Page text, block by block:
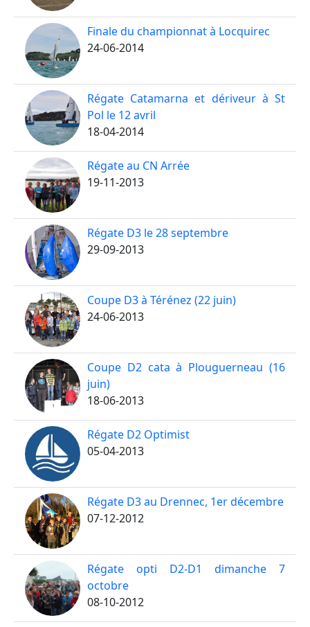
Finale du championnat à Locquirec
24-06-2014
Régate Catamarna et dériveur à St
Pol le 12 avril
18-04-2014
Régate au CN Arrée
19-11-2013
Régate D3 le 28 septembre
29-09-2013
Coupe D3 à Térénez (22 juin)
24-06-2013
Coupe D2 cata à Plouguerneau (16
juin)
18-06-2013
Régate D2 Optimist
05-04-2013
Régate D3 au Drennec, 1er décembre
07-12-2012
Régate opti D2-D1 dimanche 7
octobre
08-10-2012